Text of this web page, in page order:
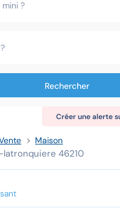
Rechercher
Créer une alerte
Maison
latronquiere 46210